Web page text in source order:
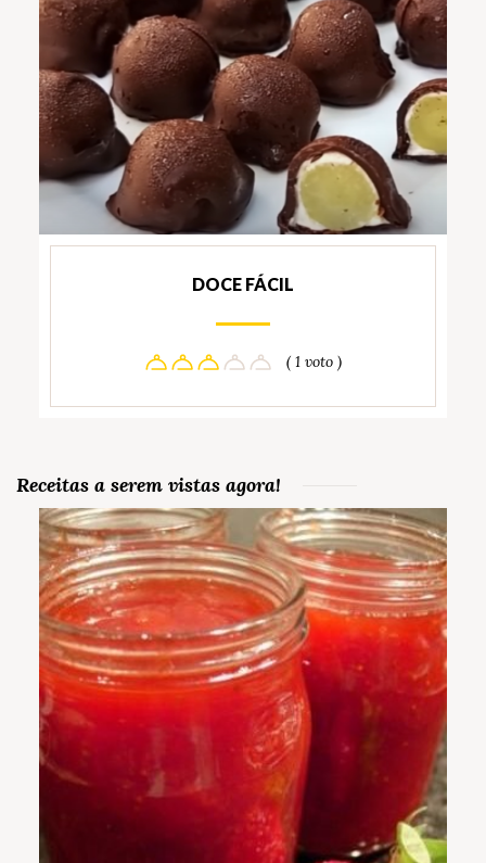
DOCE FÁCIL
( 1 voto )
Receitas a serem vistas agora!